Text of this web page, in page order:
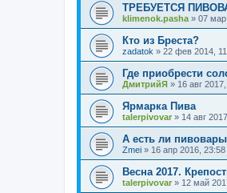
ТРЕБУЕТСЯ
klimenok.pasha » 07 мар
Кто из Бреста?
zadatok » 22 фев 2014,
Где приобрести
ДмитрийЯ » 16 авг
Ярмарка Пива
talerpivovar » 14 авг
А есть ли
Zmei » 16 апр 2016, 23:58
Весна 2017.
talerpivovar » 12 май